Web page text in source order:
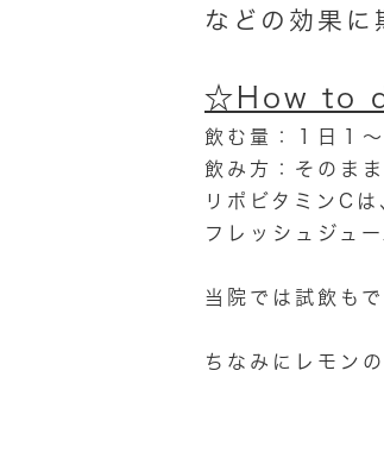
などの効果
☆How to
飲む量：１日１
飲み方：そのま
リポビタミンC
フレッシュジュ
当院では試飲も
ちなみにレモン